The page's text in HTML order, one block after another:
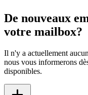
De nouveaux
votre mailbox?
Il n'y a actuellement
nous vous informerons
disponibles.